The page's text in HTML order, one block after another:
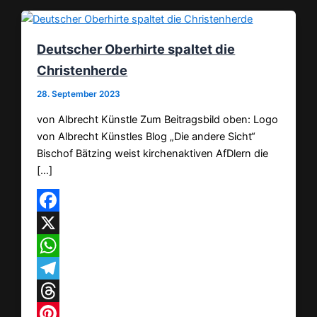
Deutscher Oberhirte spaltet die
Christenherde
28. September 2023
von Albrecht Künstle Zum Beitragsbild oben: Logo
von Albrecht Künstles Blog „Die andere Sicht“
Bischof Bätzing weist kirchenaktiven AfDlern die
[…]
Facebook
X
WhatsApp
Telegram
Threads